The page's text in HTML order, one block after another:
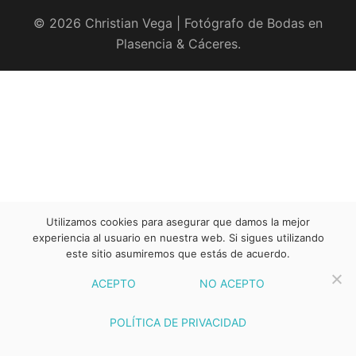
© 2026 Christian Vega | Fotógrafo de Bodas en
Plasencia & Cáceres.
Utilizamos cookies para asegurar que damos la mejor
experiencia al usuario en nuestra web. Si sigues utilizando
este sitio asumiremos que estás de acuerdo.
ACEPTO NO ACEPTO
POLÍTICA DE PRIVACIDAD